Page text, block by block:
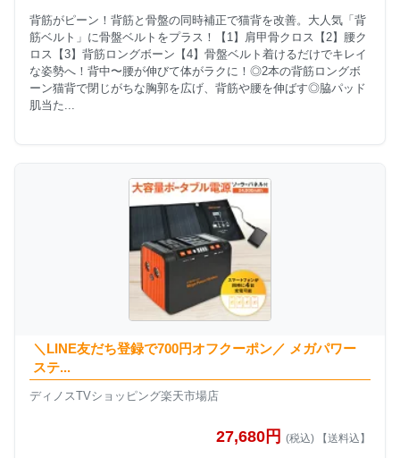
背筋がピーン！背筋と骨盤の同時補正で猫背を改善。大人気「背
筋ベルト」に骨盤ベルトをプラス！【1】肩甲骨クロス【2】腰ク
ロス【3】背筋ロングボーン【4】骨盤ベルト着けるだけでキレイ
な姿勢へ！背中〜腰が伸びて体がラクに！◎2本の背筋ロングボ
ーン猫背で閉じがちな胸郭を広げ、背筋や腰を伸ばす◎脇パッド
肌当た...
＼LINE友だち登録で700円オフクーポン／ メガパワー
ステ...
ディノスTVショッピング楽天市場店
27,680円 (税込) 【送料込】